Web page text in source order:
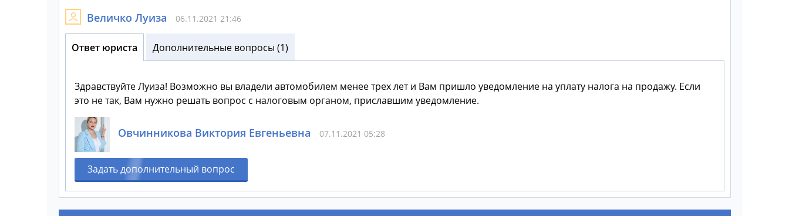
Величко Луиза 06.11.2021 21:46
Ответ юриста Дополнительные вопросы (1)
Здравствуйте Луиза! Возможно вы владели автомобилем менее трех лет и Вам пришло уведомление на уплату налога на продажу. Если
это не так, Вам нужно решать вопрос с налоговым органом, приславшим уведомление.
Овчинникова Виктория Евгеньевна 07.11.2021 05:28
Задать дополнительный вопрос